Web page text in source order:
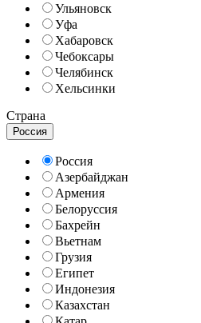
Ульяновск
Уфа
Хабаровск
Чебоксары
Челябинск
Хельсинки
Страна
Россия
Россия
Азербайджан
Армения
Белоруссия
Бахрейн
Вьетнам
Грузия
Египет
Индонезия
Казахстан